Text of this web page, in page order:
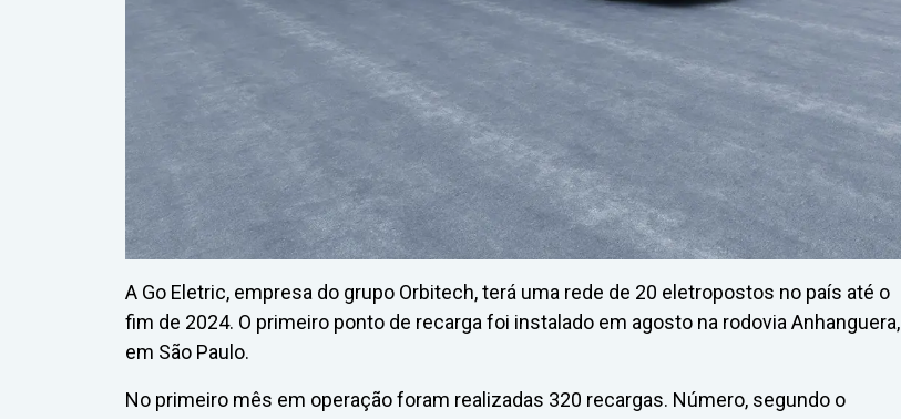
A Go Eletric, empresa do grupo Orbitech, terá uma rede de 20 eletropostos no país até o
fim de 2024. O primeiro ponto de recarga foi instalado em agosto na rodovia Anhanguera,
em São Paulo.
No primeiro mês em operação foram realizadas 320 recargas. Número, segundo o